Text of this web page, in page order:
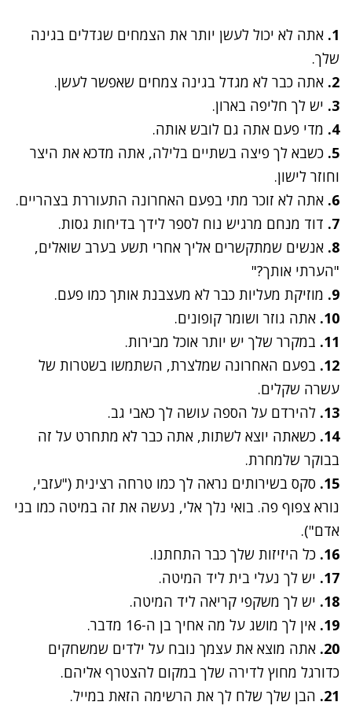
1. אתה לא יכול לעשן יותר את הצמחים שגדלים בגינה
שלך.
2. אתה כבר לא מגדל בגינה צמחים שאפשר לעשן.
3. יש לך חליפה בארון.
4. מדי פעם אתה גם לובש אותה.
5. כשבא לך פיצה בשתיים בלילה, אתה מדכא את היצר
וחוזר לישון.
6. אתה לא זוכר מתי בפעם האחרונה התעוררת בצהריים.
7. דוד מנחם מרגיש נוח לספר לידך בדיחות גסות.
8. אנשים שמתקשרים אליך אחרי תשע בערב שואלים,
"הערתי אותך?"
9. מוזיקת מעליות כבר לא מעצבנת אותך כמו פעם.
10. אתה גוזר ושומר קופונים.
11. במקרר שלך יש יותר אוכל מבירות.
12. בפעם האחרונה שמלצרת, השתמשו בשטרות של
עשרה שקלים.
13. להירדם על הספה עושה לך כאבי גב.
14. כשאתה יוצא לשתות, אתה כבר לא מתחרט על זה
בבוקר שלמחרת.
15. סקס בשירותים נראה לך כמו טרחה רצינית ("עזבי,
נורא צפוף פה. בואי נלך אלי, נעשה את זה במיטה כמו בני
אדם").
16. כל היזיזות שלך כבר התחתנו.
17. יש לך נעלי בית ליד המיטה.
18. יש לך משקפי קריאה ליד המיטה.
19. אין לך מושג על מה אחיך בן ה-16 מדבר.
20. אתה מוצא את עצמך נובח על ילדים שמשחקים
כדורגל מחוץ לדירה שלך במקום להצטרף אליהם.
21. הבן שלך שלח לך את הרשימה הזאת במייל.